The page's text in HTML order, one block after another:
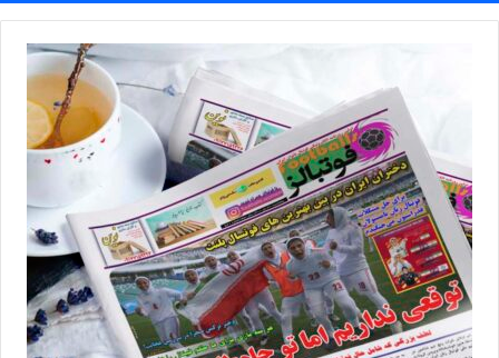
برای باشگاه‌ها ایجاد کند. با توجه به اینکه فوتسال در آسیا پتانسیل
بالایی دارد، تیم‌های مدعی هر روز بیشتر می‌شوند و پیشرفت کردند و
باشگاه های خوبی دارند. ریاست فدراسیون می‌تواند به این مساله ورود
کند تا جام باشگاه‌های آسیا برای فوتسال زنان هم مانند مردان برگزار
بیشتر بخوانید
با بودجه کمتر از دیگر تیم‌ها قهرمان شدیم
💻منبع:ایرنا 📷عکس:سهیل سعادتمندی